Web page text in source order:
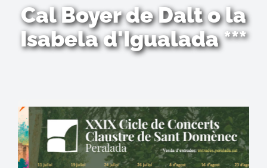
Cal Boyer de Dalt o la
Isabela d'Igualada ***